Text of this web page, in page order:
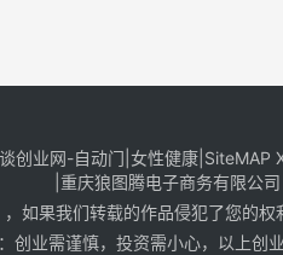
创业网-自动门 女性健康| SiteMAP
重庆狼图腾电子商务有限公司
如果我们转载的作品侵犯了您的
创业需谨慎，投资需小心，以上创